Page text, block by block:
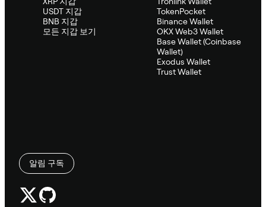
USDT 지갑
BNB 지갑
모든 지갑 보기
TokenPocket
Binance Wallet
OKX Web3 Wallet
Base Wallet (Coinbase
Wallet)
Exodus Wallet
Trust Wallet
알림 구독